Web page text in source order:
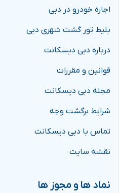
اجاره خودرو در دبی
بلیط تور گشت شهری دبی
درباره دبی دیسکانت
قوانین و مقررات
مجله دبی دیسکانت
شرایط برگشت وجه
تماس با دبی دیسکانت
نقشه سایت
نماد ها و مجوز ها